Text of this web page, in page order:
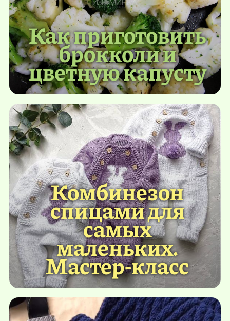
Как приготовить
брокколи и
цветную капусту
Комбинезон
спицами для
самых
маленьких.
Мастер-класс